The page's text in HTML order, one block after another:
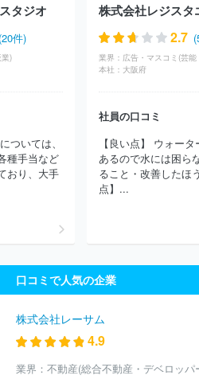
タジオ
件)
)
ついては、
種手当など
おり、大手
2.7
業界：
本社： 大阪府
社員の口コミ
【良い点】 ウォー
あるので水には困ら
ること・改善したほ
点】...
口コミで人気の企業
株式会社レーサム
4.9
業界： 不動産(総合不動産・デベロッパ